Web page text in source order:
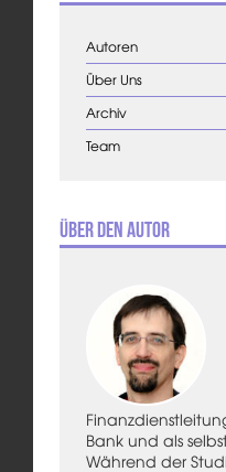
Autoren
Über Uns
Archiv
Team
Über den Autor
Bank und als
Während der